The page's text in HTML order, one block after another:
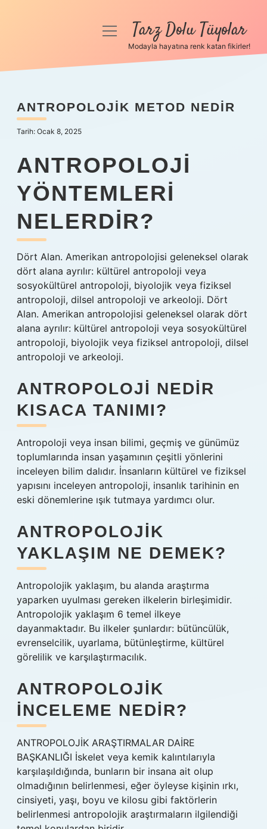
Anasayfa
Yasal Uyarı
menüyüTarz Dolu Tüyolar
Modayla hayatına renk katan fikirler!
ANTROPOLOJIK METOD NEDIR
Tarih: Ocak 8, 2025
ANTROPOLOJI
YÖNTEMLERI
NELERDIR?
Dört Alan. Amerikan antropolojisi geleneksel olarak
dört alana ayrılır: kültürel antropoloji veya
sosyokültürel antropoloji, biyolojik veya fiziksel
antropoloji, dilsel antropoloji ve arkeoloji. Dört
Alan. Amerikan antropolojisi geleneksel olarak dört
alana ayrılır: kültürel antropoloji veya sosyokültürel
antropoloji, biyolojik veya fiziksel antropoloji, dilsel
antropoloji ve arkeoloji.
ANTROPOLOJI NEDIR
KISACA TANIMI?
Antropoloji veya insan bilimi, geçmiş ve günümüz
toplumlarında insan yaşamının çeşitli yönlerini
inceleyen bilim dalıdır. İnsanların kültürel ve fiziksel
yapısını inceleyen antropoloji, insanlık tarihinin en
eski dönemlerine ışık tutmaya yardımcı olur.
ANTROPOLOJIK
YAKLAŞIM NE DEMEK?
Antropolojik yaklaşım, bu alanda araştırma
yaparken uyulması gereken ilkelerin birleşimidir.
Antropolojik yaklaşım 6 temel ilkeye
dayanmaktadır. Bu ilkeler şunlardır: bütüncülük,
evrenselcilik, uyarlama, bütünleştirme, kültürel
görelilik ve karşılaştırmacılık.
ANTROPOLOJIK
INCELEME NEDIR?
ANTROPOLOJİK ARAŞTIRMALAR DAİRE
BAŞKANLIĞI İskelet veya kemik kalıntılarıyla
karşılaşıldığında, bunların bir insana ait olup
olmadığının belirlenmesi, eğer öyleyse kişinin ırkı,
cinsiyeti, yaşı, boyu ve kilosu gibi faktörlerin
belirlenmesi antropolojik araştırmaların ilgilendiği